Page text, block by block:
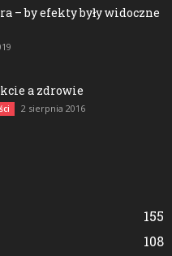
– by efekty były widoczne
a zdrowie
2 sierpnia 2016
155
108